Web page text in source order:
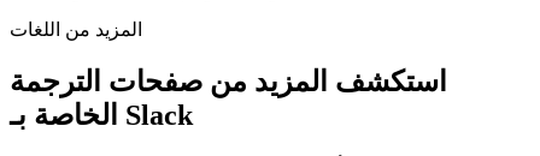
المزيد من اللغات
استكشف المزيد من صفحات الترجمة
الخاصة بـ Slack